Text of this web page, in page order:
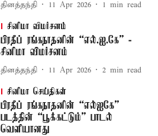
தினத்தந்தி 11 Apr 2026 1 min read
சினிமா விமர்சனம்
பிரதீப் ரங்கநாதனின் “எல்.ஐ.கே” -
சினிமா விமர்சனம்
தினத்தந்தி 11 Apr 2026 2 min read
சினிமா செய்திகள்
பிரதீப் ரங்கநாதனின் “எல்ஐகே”
படத்தின் “பூக்கட்டும்” பாடல்
வெளியானது